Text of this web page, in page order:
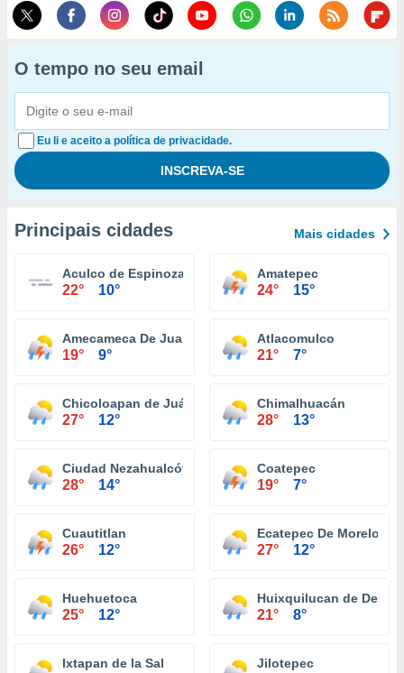
O tempo no seu email
Eu li e aceito a política de privacidade.
Principais cidades Mais cidades
Aculco de Espinoza
22° 10°
Amatepec
24° 15°
Amecameca De Juarez
19° 9°
Atlacomulco
21° 7°
Chicoloapan de Juárez
27° 12°
Chimalhuacán
28° 13°
Ciudad Nezahualcóyotl
28° 14°
Coatepec
19° 7°
Cuautitlan
26° 12°
Ecatepec De Morelos
27° 12°
Huehuetoca
25° 12°
Huixquilucan de
21° 8°
Ixtapan de la Sal Jilotepec